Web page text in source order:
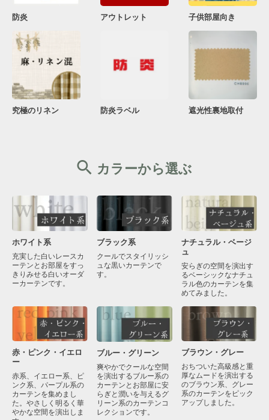
防炎 アウトレット 子供部屋向き
究極のリネン 防炎ラベル 遮光性裏地取付
カラーから選ぶ
ホワイト系
充実した白いレースカ
ーテンとお部屋をすっ
きりみせる白いオーダ
ーカーテンです。
ブラック系
クールでスタイリッシ
ュな黒いカーテンで
す。
ナチュラル・ベージ
ュ
安らぎの空間を演出す
るベーシックなナチュ
ラル色のカーテンを集
めてみました。
赤・ピンク・イエロ
ー
赤系、イエロー系、ピ
ンク系、パープル系の
カーテンを集めまし
た。やさしく明るく華
やかな空間を演出しま
ブルー・グリーン
爽やかでクールな空間
を演出するブルー系の
カーテンとお部屋に安
らぎと潤いを与えるグ
リーン系のカーテンコ
レクションです。
ブラウン・グレー
おちついた高級感と重
厚なムードを演出する
のブラウン系、グレー
系のカーテンをピック
アップしました。